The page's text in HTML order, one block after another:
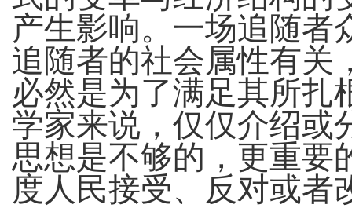
产生影响。一场追随者
追随者的社会属性有关
必然是为了满足其所扎
学家来说，仅仅介绍或
思想是不够的，更重要
度人民接受、反对或者